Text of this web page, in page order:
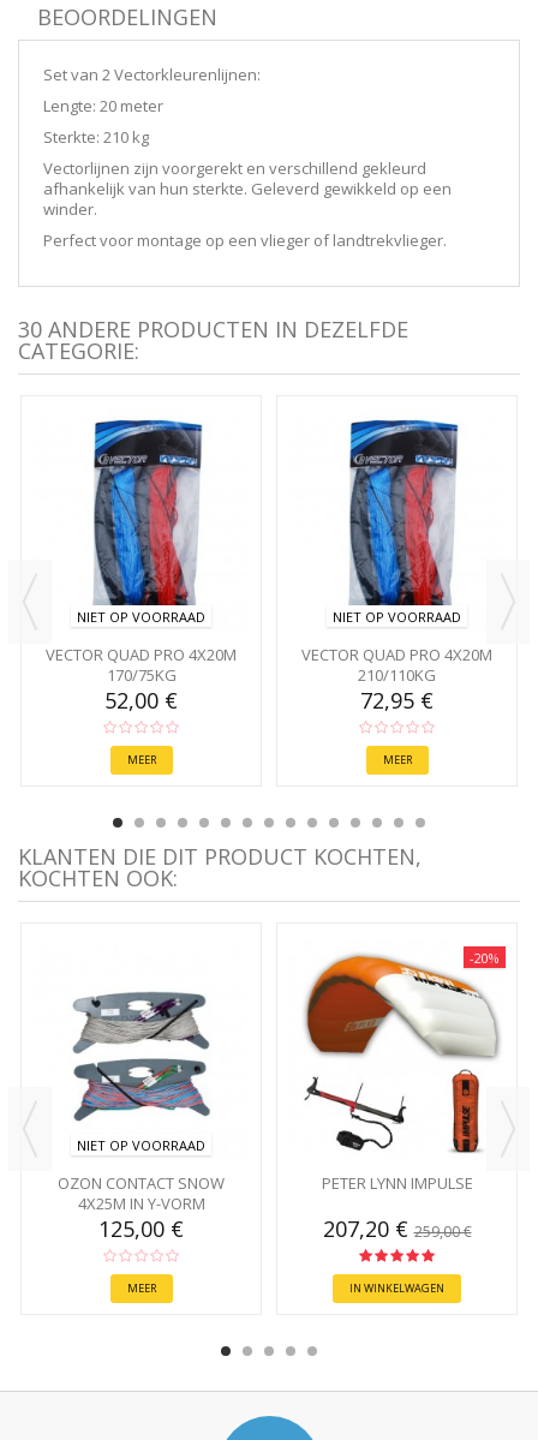
BEOORDELINGEN
Set van 2 Vectorkleurenlijnen:
Lengte: 20 meter
Sterkte: 210 kg
Vectorlijnen zijn voorgerekt en verschillend gekleurd
afhankelijk van hun sterkte. Geleverd gewikkeld op een
winder.
Perfect voor montage op een vlieger of landtrekvlieger.
30 ANDERE PRODUCTEN IN DEZELFDE
CATEGORIE:
NIET OP VOORRAAD
VECTOR QUAD PRO 4X20M
170/75KG
52,00 €
MEER
NIET OP VOORRAAD
VECTOR QUAD PRO 4X20M
210/110KG
72,95 €
MEER
KLANTEN DIE DIT PRODUCT KOCHTEN,
KOCHTEN OOK:
NIET OP VOORRAAD
OZON CONTACT SNOW
4X25M IN Y-VORM
125,00 €
MEER
-20%
PETER LYNN IMPULSE
207,20 €259,00 €
IN WINKELWAGEN